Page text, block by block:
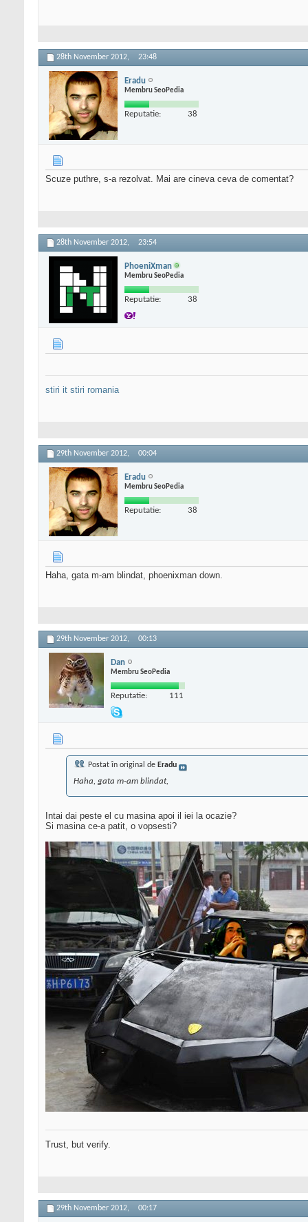
28th November 2012, 23:48
Eradu
Membru SeoPedia
Reputatie: 38
Scuze puthre, s-a rezolvat. Mai are cineva ceva de comentat?
28th November 2012, 23:54
PhoeniXman
Membru SeoPedia
Reputatie: 38
stiri it stiri romania
29th November 2012, 00:04
Eradu
Membru SeoPedia
Reputatie: 38
Haha, gata m-am blindat, phoenixman down.
29th November 2012, 00:13
Dan
Membru SeoPedia
Reputatie: 111
Postat în original de Eradu
Haha, gata m-am blindat,
Intai dai peste el cu masina apoi il iei la ocazie?
Si masina ce-a patit, o vopsesti?
Trust, but verify.
29th November 2012, 00:17